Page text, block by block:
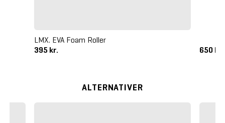
LMX. EVA Foam Roller
395 kr.
650 kr.
ALTERNATIVER